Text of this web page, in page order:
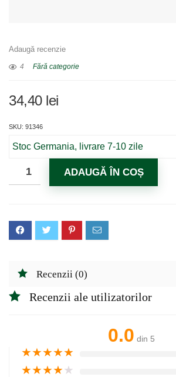
Adaugă recenzie
4 Fără categorie
34,40 lei
SKU: 91346
Stoc Germania, livrare 7-10 zile
ADAUGĂ ÎN COȘ
Recenzii (0)
Recenzii ale utilizatorilor
0.0 din 5
★★★★★
★★★★★